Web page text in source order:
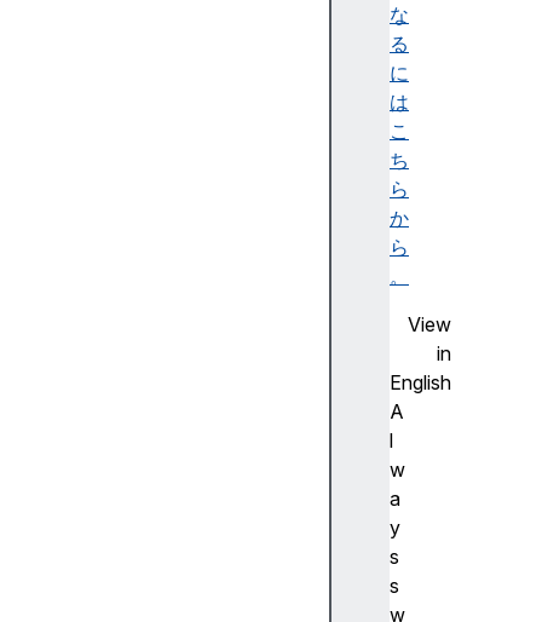
な
る
に
は
こ
ち
ら
か
ら
。
View
in
English
A
l
w
a
y
s
s
w